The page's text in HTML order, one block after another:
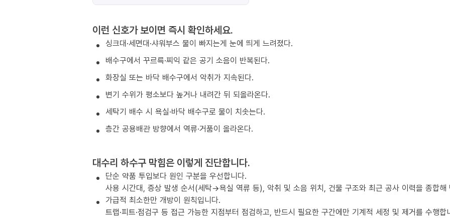
이런 신호가 보이면 즉시 확인하세요.
싱크대·세면대·샤워부스 물이 빠지는게 눈에 띄게 느려졌다.
배수구에서 꾸르륵·찌익 같은 공기 소음이 반복된다.
화장실 또는 바닥 배수구에서 악취가 지속된다.
변기 수위가 평소보다 높거나 내려간 뒤 되올라온다.
세탁기 배수 시 욕실·바닥 배수구로 물이 치솟는다.
층간 공용배관 방향에서 역류·거품이 올라온다.
대수리 하수구 막힘은 이렇게 진단합니다.
단순 약품 투입보다 원인 구분을 우선합니다.
사용 시간대, 증상 발생 순서(세탁→욕실 역류 등), 악취 및 소음 위치, 건물 구조와 최근 공사 이력을 종합해
가급적 최소한만 개방이 원칙입니다.
트랩·피트·점검구 등 접근 가능한 지점부터 점검하고, 반드시 필요한 구간에만 기계적 세정 및 제거를 수행합